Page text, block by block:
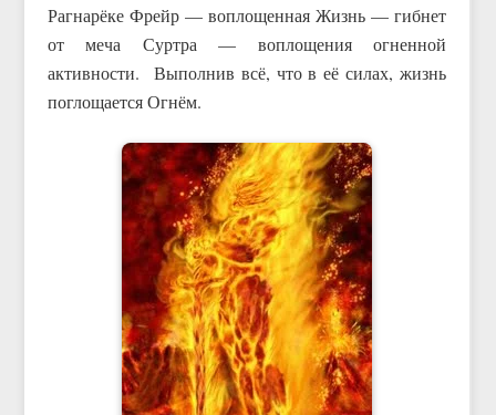
Рагнарёке Фрейр — воплощенная Жизнь — гибнет
от меча Суртра — воплощения огненной
активности. Выполнив всё, что в её силах, жизнь
поглощается Огнём.